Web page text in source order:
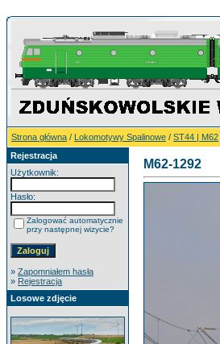
Strona główna / Lokomotywy Spalinowe / ST44 | M62
Rejestracja
Użytkownik:
Hasło:
Zalogować automatycznie
przy następnej wizycie?
» Zapomniałem hasła
» Rejestracja
Losowe zdjęcie
M62-1292